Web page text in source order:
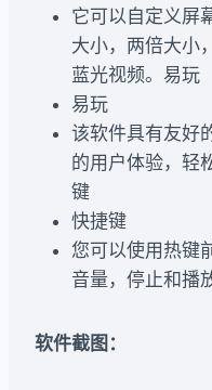
它可以自定义屏
大小，两倍大小
蓝光视频。易玩
易玩
该软件具有友好
的用户体验，轻
键
快捷键
您可以使用热键
音量，停止和播
软件截图：